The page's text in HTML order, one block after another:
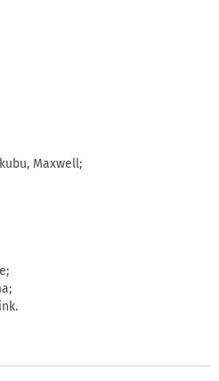
Maxwell;